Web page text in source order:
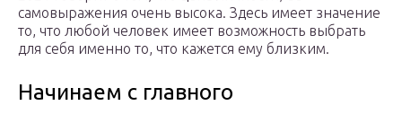
самовыражения очень высока. Здесь имеет значение
то, что любой человек имеет возможность выбрать
для себя именно то, что кажется ему близким.
Начинаем с главного